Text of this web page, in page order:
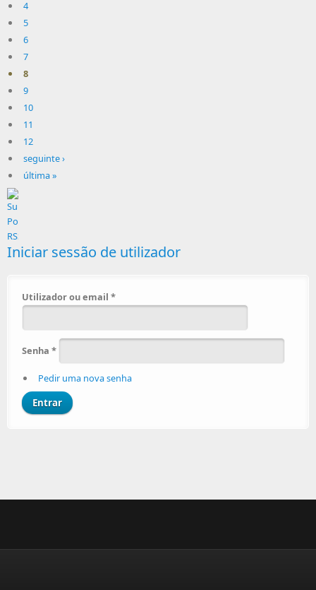
4
5
6
7
8
9
10
11
12
seguinte ›
última »
Iniciar sessão de utilizador
Utilizador ou email *
Senha *
Pedir uma nova senha